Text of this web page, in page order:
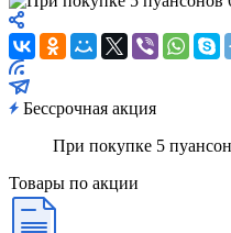
Бессрочная акция
При покупке 5
Товары по акции